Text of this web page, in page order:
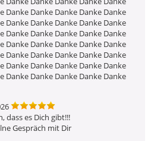
Danke Danke Danke Danke Danke
Danke Danke Danke Danke Danke
Danke Danke Danke Danke Danke
Danke Danke Danke Danke Danke
Danke Danke Danke Danke Danke
Danke Danke Danke Danke Danke
Danke Danke Danke Danke Danke
dass es Dich gibt!!!
Gespräch mit Dir